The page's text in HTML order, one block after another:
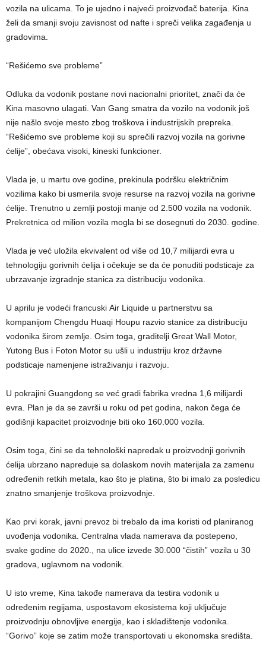
vozila na ulicama. To je ujedno i najveći proizvođač baterija. Kina
želi da smanji svoju zavisnost od nafte i spreči velika zagađenja u
gradovima.
“Rešićemo sve probleme”
Odluka da vodonik postane novi nacionalni prioritet, znači da će
Kina masovno ulagati. Van Gang smatra da vozilo na vodonik još
nije našlo svoje mesto zbog troškova i industrijskih prepreka.
“Rešićemo sve probleme koji su sprečili razvoj vozila na gorivne
ćelije”, obećava visoki, kineski funkcioner.
Vlada je, u martu ove godine, prekinula podršku električnim
vozilima kako bi usmerila svoje resurse na razvoj vozila na gorivne
ćelije. Trenutno u zemlji postoji manje od 2.500 vozila na vodonik.
Prekretnica od milion vozila mogla bi se dosegnuti do 2030. godine.
Vlada je već uložila ekvivalent od više od 10,7 milijardi evra u
tehnologiju gorivnih ćelija i očekuje se da će ponuditi podsticaje za
ubrzavanje izgradnje stanica za distribuciju vodonika.
U aprilu je vodeći francuski Air Liquide u partnerstvu sa
kompanijom Chengdu Huaqi Houpu razvio stanice za distribuciju
vodonika širom zemlje. Osim toga, graditelji Great Wall Motor,
Yutong Bus i Foton Motor su ušli u industriju kroz državne
podsticaje namenjene istraživanju i razvoju.
U pokrajini Guangdong se već gradi fabrika vredna 1,6 milijardi
evra. Plan je da se završi u roku od pet godina, nakon čega će
godišnji kapacitet proizvodnje biti oko 160.000 vozila.
Osim toga, čini se da tehnološki napredak u proizvodnji gorivnih
ćelija ubrzano napreduje sa dolaskom novih materijala za zamenu
određenih retkih metala, kao što je platina, što bi imalo za posledicu
znatno smanjenje troškova proizvodnje.
Kao prvi korak, javni prevoz bi trebalo da ima koristi od planiranog
uvođenja vodonika. Centralna vlada namerava da postepeno,
svake godine do 2020., na ulice izvede 30.000 “čistih” vozila u 30
gradova, uglavnom na vodonik.
U isto vreme, Kina takođe namerava da testira vodonik u
određenim regijama, uspostavom ekosistema koji uključuje
proizvodnju obnovljive energije, kao i skladištenje vodonika.
“Gorivo” koje se zatim može transportovati u ekonomska središta.